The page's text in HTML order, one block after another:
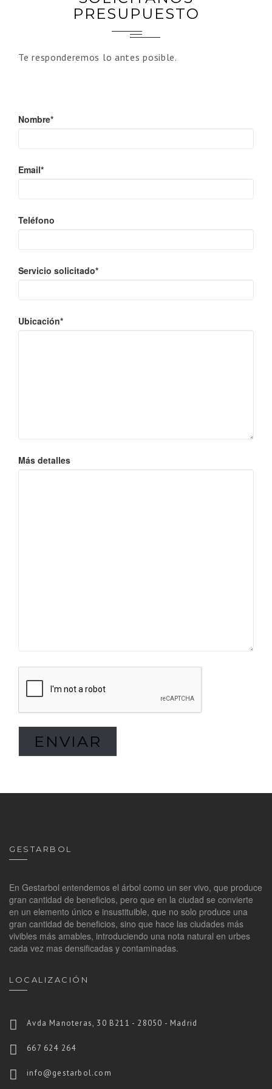
PRESUPUESTO
Te responderemos lo antes posible.
Nombre*
Email*
Teléfono
Servicio solicitado*
Ubicación*
Más detalles
GESTARBOL
En Gestarbol entendemos el árbol como un ser vivo, que produce
gran cantidad de beneficios, pero que en la ciudad se convierte
en un elemento único e insustituible, que no solo produce una
gran cantidad de beneficios, sino que hace las ciudades más
vivibles más amables, introduciendo una nota natural en urbes
cada vez mas densificadas y contaminadas.
LOCALIZACIÓN
Avda Manoteras, 30 B211 - 28050 - Madrid
667 624 264
info@gestarbol.com